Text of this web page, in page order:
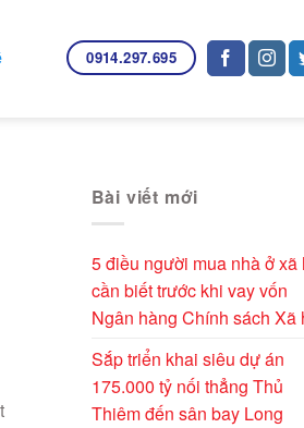
0914.297.695
Bài viết mới
5 điều người mua nhà ở xã
cần biết trước khi vay vốn
Ngân hàng Chính sách Xã
Sắp triển khai siêu dự án
175.000 tỷ nối thẳng Thủ
Thiêm đến sân bay Long